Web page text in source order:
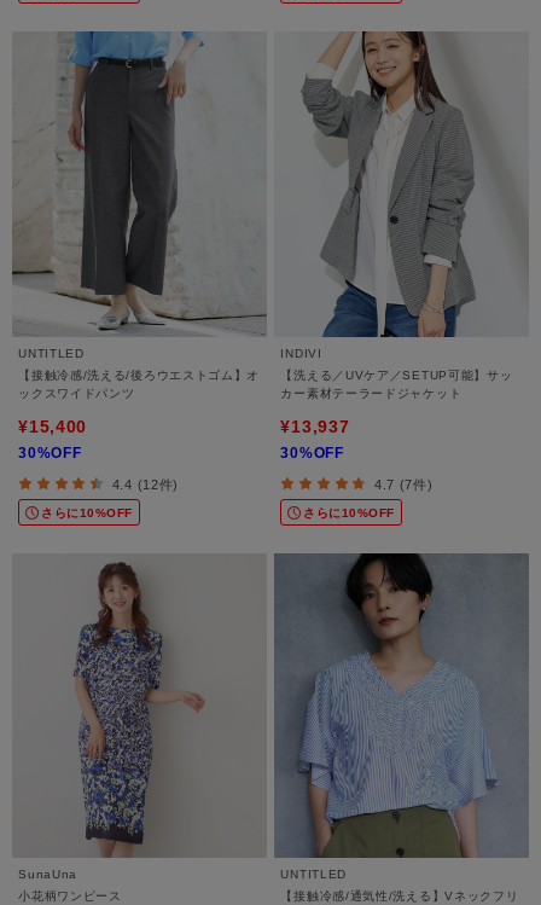
UNTITLED
【接触冷感/洗える/後ろウエストゴム】オ
ックスワイドパンツ
¥15,400
30%OFF
4.4 (12件)
さらに10%OFF
INDIVI
【洗える／UVケア／SETUP可能】サッ
カー素材テーラードジャケット
¥13,937
30%OFF
4.7 (7件)
さらに10%OFF
SunaUna
小花柄ワンピース
UNTITLED
【接触冷感/通気性/洗える】Vネックフリ